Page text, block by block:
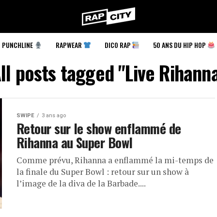
RapCity
PUNCHLINE RAPWEAR DICO RAP 50 ANS DU HIP HOP
posts tagged "Live
SWIPE 3 ans ago
Retour sur le show enflammé de
Rihanna au Super Bowl
Comme prévu, Rihanna a enflammé la mi-temps de
la finale du Super Bowl : retour sur un show à
l’image de la diva de la Barbade....